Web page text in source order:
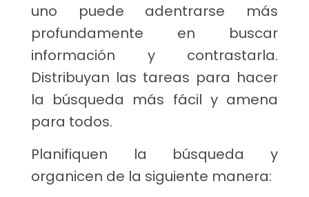
uno puede adentrarse más
profundamente en buscar
información y contrastarla.
Distribuyan las tareas para hacer
la búsqueda más fácil y amena
para todos.
Planifiquen la búsqueda y
organicen de la siguiente manera: